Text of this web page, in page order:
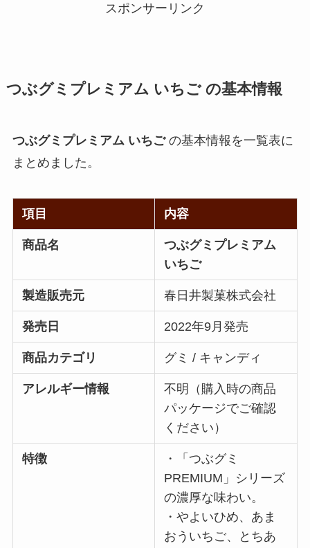
スポンサーリンク
つぶグミプレミアム いちご の基本情報
つぶグミプレミアム いちご の基本情報を一覧表に
まとめました。
項目 内容
商品名
つぶグミプレミアム
いちご
製造販売元 春日井製菓株式会社
発売日 2022年9月発売
商品カテゴリ グミ / キャンディ
アレルギー情報
不明（購入時の商品
パッケージでご確認
ください）
特徴
・「つぶグミ
PREMIUM」シリーズ
の濃厚な味わい。
・やよいひめ、あま
おういちご、とちあ